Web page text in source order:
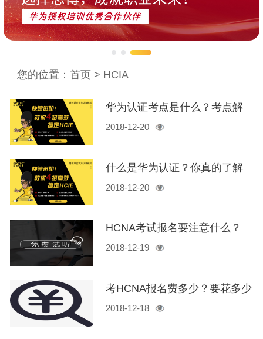
您的位置：首页 > HCIA
华为认证考点是什么？考点解
析！
2018-12-20
什么是华为认证？你真的了解
华为认证吗？
2018-12-20
HCNA考试报名要注意什么？
2018-12-19
考HCNA报名费多少？要花多少
钱？
2018-12-18